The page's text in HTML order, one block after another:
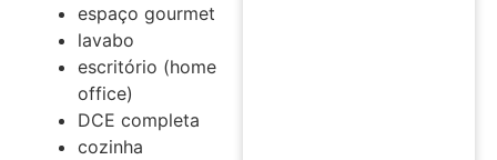
espaço gourmet
lavabo
escritório (home
office)
DCE completa
cozinha